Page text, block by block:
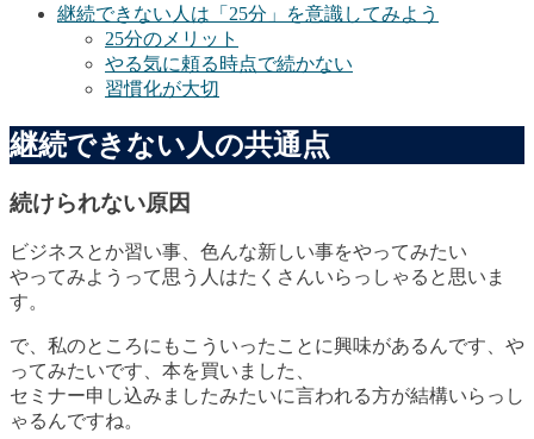
継続できない人は「25分」を意識してみよう
25分のメリット
やる気に頼る時点で続かない
習慣化が大切
継続できない人の共通点
続けられない原因
ビジネスとか習い事、色んな新しい事をやってみたい
やってみようって思う人はたくさんいらっしゃると思いま
す。
で、私のところにもこういったことに興味があるんです、や
ってみたいです、本を買いました、
セミナー申し込みましたみたいに言われる方が結構いらっし
ゃるんですね。